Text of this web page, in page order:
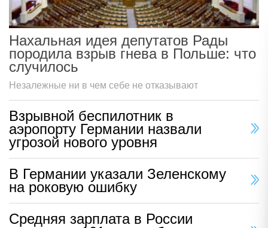
Нахальная идея депутатов Рады
породила взрыв гнева в Польше: что
случилось
Незалежные ни в чем себе не отказывают
Взрывной беспилотник в
аэропорту Германии назвали
угрозой нового уровня
В Германии указали Зеленскому
на роковую ошибку
Средняя зарплата в России